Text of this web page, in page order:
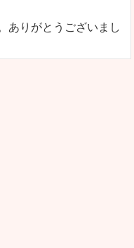
ありがとうございまし